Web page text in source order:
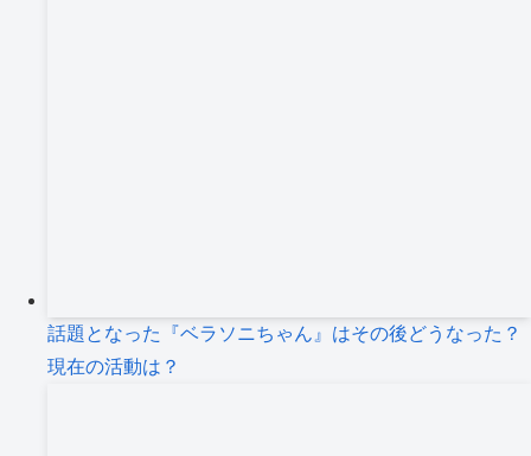
話題となった『ベラソニちゃん』はその後どうなった？
現在の活動は？